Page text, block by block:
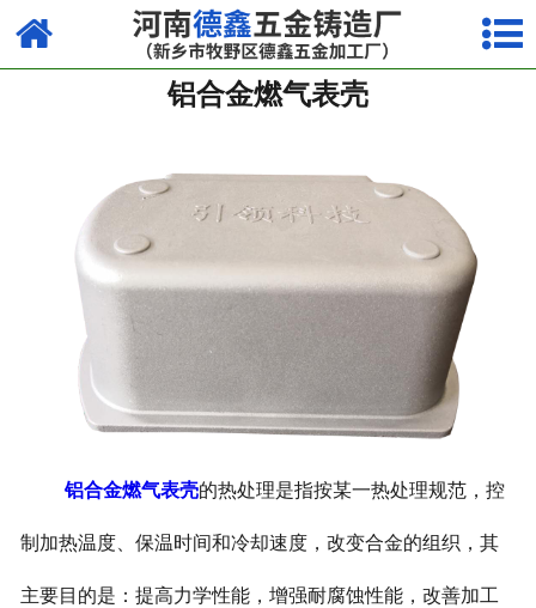
网站首页
镁合金压铸系列
锌合金压铸系列
铝合金燃气表壳
铝合金燃气表壳的热处理是指按某一热处理规范，控
制加热温度、保温时间和冷却速度，改变合金的组织，其
主要目的是：提高力学性能，增强耐腐蚀性能，改善加工